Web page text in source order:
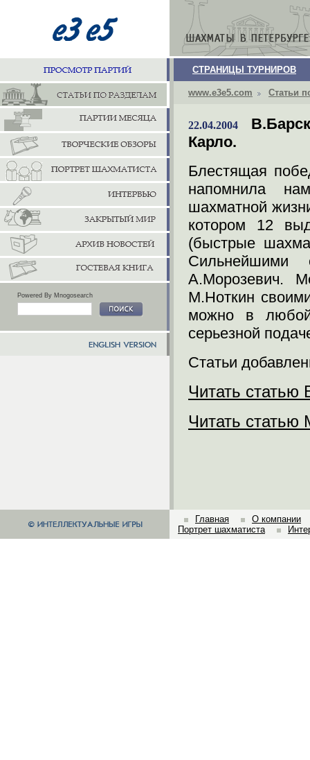
Powered By Mnogosearch
СТРАНИЦЫ ТУРНИРОВ
www.e3e5.com Статьи
22.04.2004
Карло.
Блестящая
напомнила
шахматной
котором 12
(быстрые
Сильнейшими
А.Морозевич.
М.Ноткин
можно в
серьезной
Статьи
Читать статью
Читать статью
Главная
О компании
Портрет шахматиста